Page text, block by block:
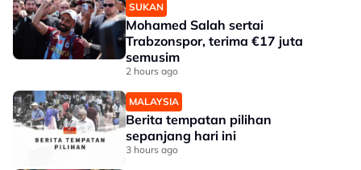
SUKAN
Mohamed Salah sertai
Trabzonspor, terima €17 juta
semusim
2 hours ago
MALAYSIA
Berita tempatan pilihan
sepanjang hari ini
3 hours ago